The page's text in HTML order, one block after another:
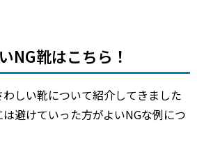
NG靴はこちら！
しい靴について紹介してきました
避けていった方がよいNGな例につ